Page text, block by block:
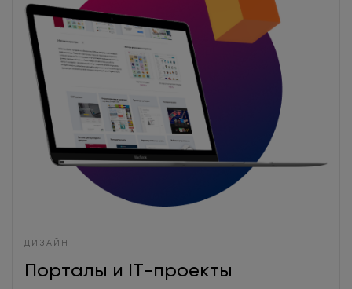
ДИЗАЙН
Порталы и IT-проекты